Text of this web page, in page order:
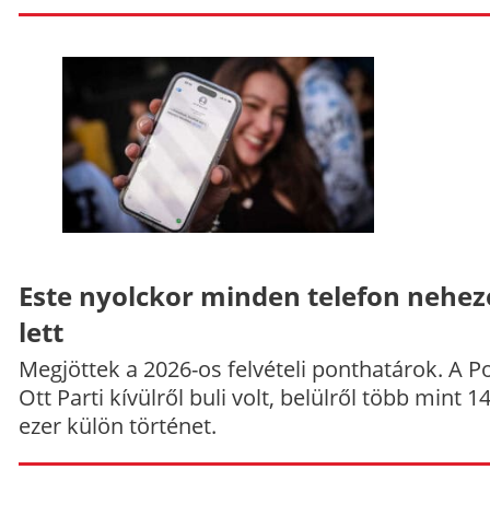
Este nyolckor minden telefon
lett
Megjöttek a 2026-os felvételi ponthatárok. A
Ott Parti kívülről buli volt, belülről több mint
ezer külön történet.